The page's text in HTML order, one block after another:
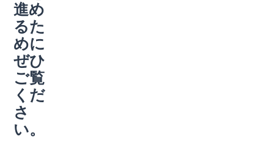
進め
るた
めに
ぜひ
ご覧
くだ
さ
い。